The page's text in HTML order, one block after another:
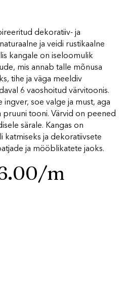
dekoratiiv- ja
ja veidi rustikaalne
kangale on iseloomulik
mis annab talle mõnusa
tihe ja väga meeldiv
6 vaoshoitud värvitoonis.
ingver, soe valge ja must, aga
pruuni tooni. Värvid on peened
särale. Kangas on
katmiseks ja dekoratiivsete
ja mööblikatete jaoks.
/m